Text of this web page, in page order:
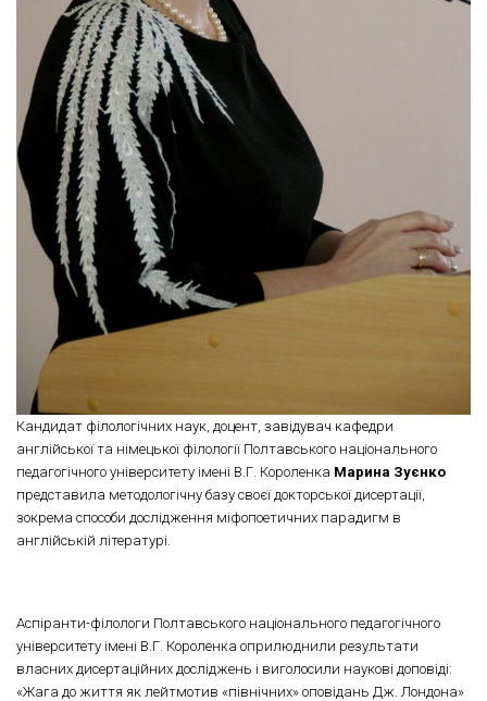
Кандидат філологічних наук, доцент, завідувач кафедри
англійської та німецької філології Полтавського національного
педагогічного університету імені В.Г. Короленка Марина Зуєнко
представила методологічну базу своєї докторської дисертації,
зокрема способи дослідження міфопоетичних парадигм в
англійській літературі.
Аспіранти-філологи Полтавського національного педагогічного
університету імені В.Г. Короленка оприлюднили результати
власних дисертаційних досліджень і виголосили наукові доповіді:
«Жага до життя як лейтмотив «північних» оповідань Дж. Лондона»